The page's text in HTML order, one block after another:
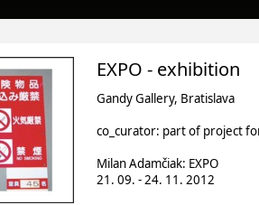
EXPO - exhibition
Gandy Gallery, Bratislava
co_curator: part of project
Milan Adamčiak: EXPO
21. 09. - 24. 11. 2012